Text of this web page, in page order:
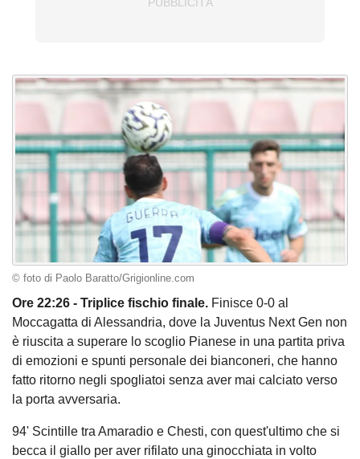
© foto di Paolo Baratto/Grigionline.com
Ore 22:26 - Triplice fischio finale. Finisce 0-0 al
Moccagatta di Alessandria, dove la Juventus Next Gen non
è riuscita a superare lo scoglio Pianese in una partita priva
di emozioni e spunti personale dei bianconeri, che hanno
fatto ritorno negli spogliatoi senza aver mai calciato verso
la porta avversaria.
94' Scintille tra Amaradio e Chesti, con quest'ultimo che si
becca il giallo per aver rifilato una ginocchiata in volto